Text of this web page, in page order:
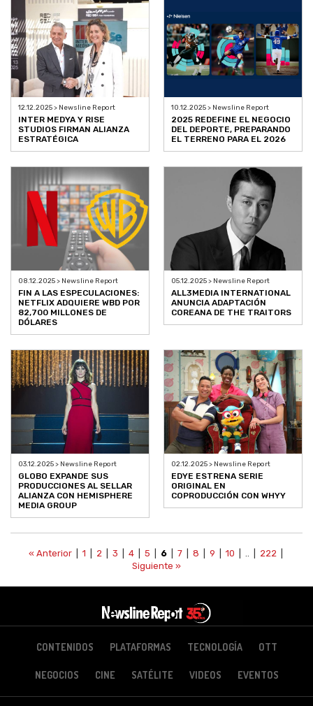
12.12.2025 > Newsline Report
INTER MEDYA Y RISE
STUDIOS FIRMAN ALIANZA
ESTRATÉGICA
10.12.2025 > Newsline Report
2025 REDEFINE EL NEGOCIO
DEL DEPORTE, PREPARANDO
EL TERRENO PARA EL 2026
08.12.2025 > Newsline Report
FIN A LAS ESPECULACIONES:
NETFLIX ADQUIERE WBD POR
82,700 MILLONES DE
DÓLARES
05.12.2025 > Newsline Report
ALL3MEDIA INTERNATIONAL
ANUNCIA ADAPTACIÓN
COREANA DE THE TRAITORS
03.12.2025 > Newsline Report
GLOBO EXPANDE SUS
PRODUCCIONES AL SELLAR
ALIANZA CON HEMISPHERE
MEDIA GROUP
02.12.2025 > Newsline Report
EDYE ESTRENA SERIE
ORIGINAL EN
COPRODUCCIÓN CON WHYY
« Anterior| 1 2 3 4| 5 6| 7| 8 9 10 222
Siguiente »
CONTENIDOS PLATAFORMAS TECNOLOGÍA OTT
NEGOCIOS CINE SATÉLITE VIDEOS EVENTOS